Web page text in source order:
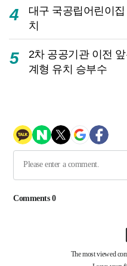
4
대구 국공립어린이
치
5
2차 공공기관 이전
계형 유치 승부수